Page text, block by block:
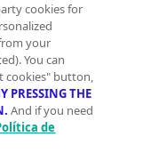
ESPECIALES
se
a
sobre el
LA
pero
cookies for
your
You can
cookies" button,
PRESSING THE
And if you need
de